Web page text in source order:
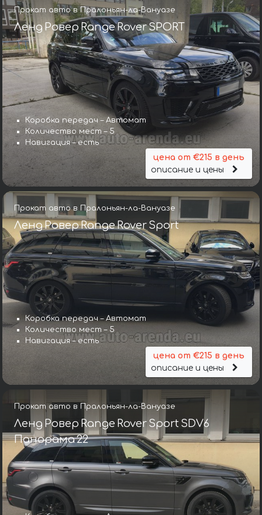
Прокат авто в Пралоньян-ла-Вануазе
Ленд Ровер Range Rover SPORT
Коробка передач – Автомат
Количество мест – 5
Навигация – есть
цена от €215 в день
описание и цены
Прокат авто в Пралоньян-ла-Вануазе
Ленд Ровер Range Rover Sport
Коробка передач – Автомат
Количество мест – 5
Навигация – есть
цена от €215 в день
описание и цены
Прокат авто в Пралоньян-ла-Вануазе
Ленд Ровер Range Rover Sport SDV6
Панорама 22